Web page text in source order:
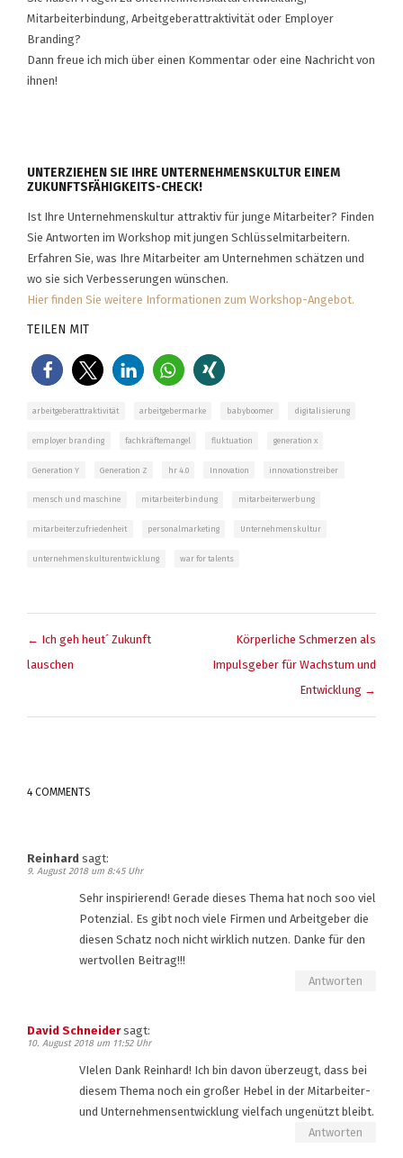
Mitarbeiterbindung, Arbeitgeberattraktivität oder Employer
Branding?
Dann freue ich mich über einen Kommentar oder eine Nachricht von
ihnen!
UNTERZIEHEN SIE IHRE UNTERNEHMENSKULTUR EINEM
ZUKUNFTSFÄHIGKEITS-CHECK!
Ist Ihre Unternehmenskultur attraktiv für junge Mitarbeiter? Finden
Sie Antworten im Workshop mit jungen Schlüsselmitarbeitern.
Erfahren Sie, was Ihre Mitarbeiter am Unternehmen schätzen und
wo sie sich Verbesserungen wünschen.
Hier finden Sie weitere Informationen zum Workshop-Angebot.
TEILEN MIT
arbeitgeberattraktivität arbeitgebermarke babyboomer digitalisierung
employer branding fachkräftemangel fluktuation generation x
Generation Y Generation Z hr 4.0 Innovation innovationstreiber
mensch und maschine mitarbeiterbindung mitarbeiterwerbung
mitarbeiterzufriedenheit personalmarketing Unternehmenskultur
unternehmenskulturentwicklung war for talents
← Ich geh heut´ Zukunft
lauschen
Körperliche Schmerzen als
Impulsgeber für Wachstum und
Entwicklung →
4 COMMENTS
Reinhard sagt:
9. August 2018 um 8:45 Uhr
Sehr inspirierend! Gerade dieses Thema hat noch soo viel
Potenzial. Es gibt noch viele Firmen und Arbeitgeber die
diesen Schatz noch nicht wirklich nutzen. Danke für den
wertvollen Beitrag!!!
Antworten
David Schneider sagt:
10. August 2018 um 11:52 Uhr
VIelen Dank Reinhard! Ich bin davon überzeugt, dass bei
diesem Thema noch ein großer Hebel in der Mitarbeiter-
und Unternehmensentwicklung vielfach ungenützt bleibt.
Antworten